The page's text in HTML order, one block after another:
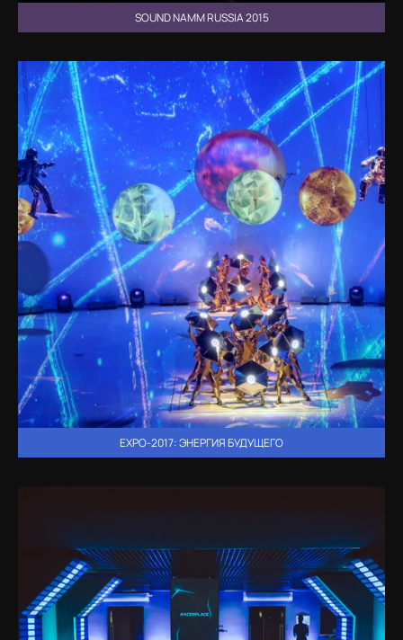
SOUND NAMM RUSSIA 2015
EXPO-2017: ЭНЕРГИЯ БУДУЩЕГО